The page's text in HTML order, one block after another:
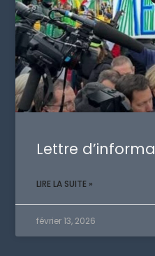
Lettre
LIRE LA SUITE »
février 13, 2026